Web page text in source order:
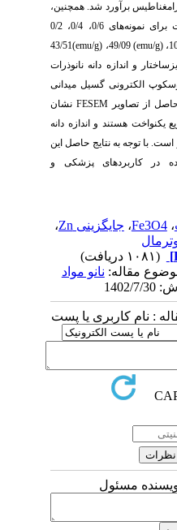
برآورد شد. همچنین،
برای نمونه‌های
0/6، 0/4، 0/2
(emu/g) 49/09، (emu/g)
43/51
الکترونی گسیل میدانی
از تصاویرFESEMنشان
یکنواخت هستند و اندازه دانه
با توجه به نتایج حاصل این
در کاربردهای پزشکی و
Fe3O4،جایگزینی Zn
،
مقاله:نانو مواد
: نام کاربری یا پست
مسئول